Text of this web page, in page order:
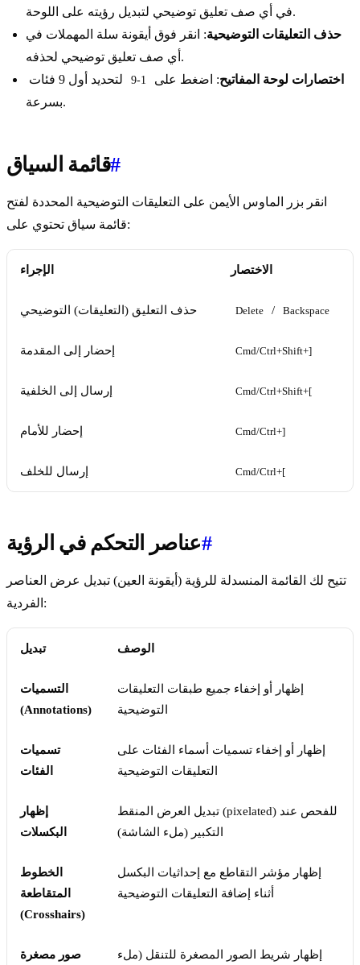
في أي صف تعليق توضيحي لتبديل رؤيته على اللوحة.
حذف التعليقات التوضيحية: انقر فوق أيقونة سلة المهملات في
أي صف تعليق توضيحي لحذفه.
اختصارات لوحة المفاتيح: اضغط على 1-9
لتحديد أول 9 فئات
بسرعة.
قائمة السياق#
انقر بزر الماوس الأيمن على التعليقات التوضيحية المحددة لفتح
قائمة سياق تحتوي على:
الإجراء الاختصار
حذف التعليق (التعليقات) التوضيحي Delete / Backspace
إحضار إلى المقدمة Cmd/Ctrl+Shift+]
إرسال إلى الخلفية Cmd/Ctrl+Shift+[
إحضار للأمام Cmd/Ctrl+]
إرسال للخلف Cmd/Ctrl+[
عناصر التحكم في الرؤية#
تتيح لك القائمة المنسدلة للرؤية (أيقونة العين) تبديل عرض العناصر
الفردية:
تبديل الوصف
التسميات
(Annotations)
إظهار أو إخفاء جميع طبقات التعليقات
التوضيحية
تسميات
الفئات
إظهار أو إخفاء تسميات أسماء الفئات على
التعليقات التوضيحية
إظهار
البكسلات
تبديل العرض المنقط (pixelated) للفحص عند
التكبير (ملء الشاشة)
الخطوط
المتقاطعة
(Crosshairs)
إظهار مؤشر التقاطع مع إحداثيات البكسل
أثناء إضافة التعليقات التوضيحية
صور مصغرة
إظهار شريط الصور المصغرة للتنقل (ملء